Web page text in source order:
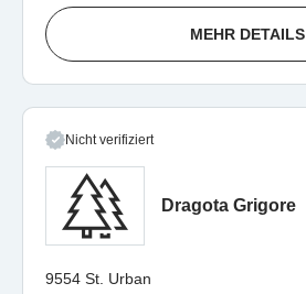
MEHR DETAILS
Nicht verifiziert
Dragota Grigore
9554 St. Urban